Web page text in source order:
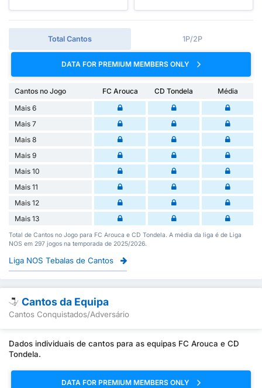
Total Cantos 1P/2P
DATA FOR PREMIUM MEMBERS ONLY
Cantos no Jogo FC Arouca CD Tondela
Média
Mais 6
Mais 7
Mais 8
Mais 9
Mais 10
Mais 11
Mais 12
Mais 13
Total de Cantos no Jogo para FC Arouca e CD Tondela. A média da liga é de Liga
NOS em 297 jogos na temporada de 2025/2026.
Liga NOS Tebalas de Cantos
Cantos da Equipa
Cantos Conquistados/Adversário
Dados individuais de cantos para as equipas FC Arouca e CD
Tondela.
DATA FOR PREMIUM MEMBERS ONLY